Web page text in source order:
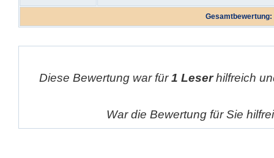
Gesamtbewertung:
Diese Bewertung war für1 Leserhilfreich
War die Bewertung für Sie